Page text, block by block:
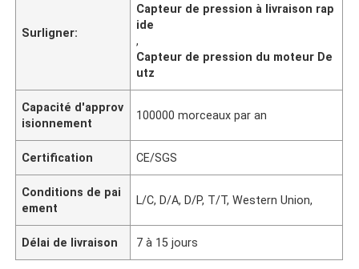
Surligner:
Capteur de pression à livraison rap
ide
,
Capteur de pression du moteur De
utz
Capacité d'approv
isionnement
100000 morceaux par an
Certification CE/SGS
Conditions de pai
ement
L/C, D/A, D/P, T/T, Western Union,
Délai de livraison 7 à 15 jours